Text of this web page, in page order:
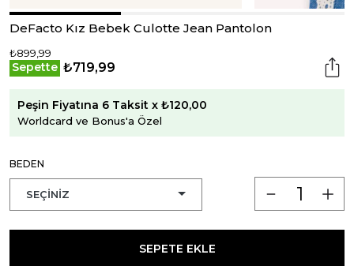
DeFacto Kız Bebek Culotte Jean Pantolon
₺899,99
Sepette ₺719,99
Peşin Fiyatına 6 Taksit x ₺120,00
Worldcard ve Bonus'a Özel
BEDEN
SEPETE EKLE